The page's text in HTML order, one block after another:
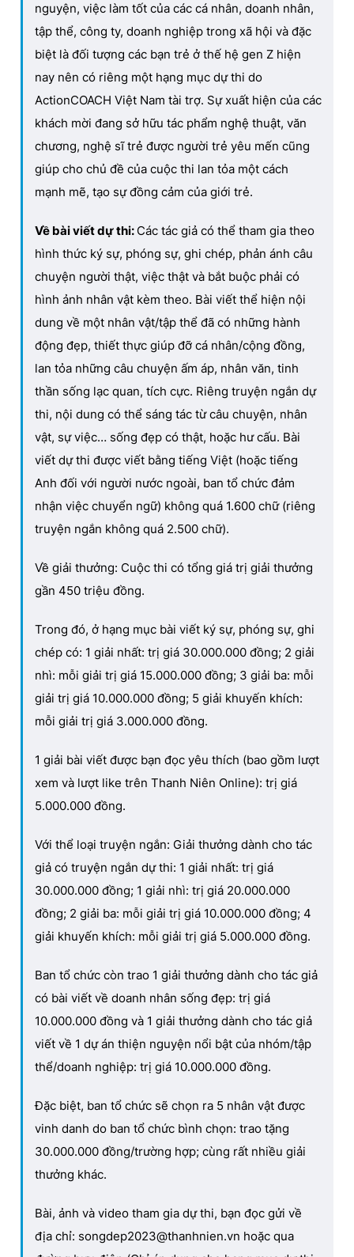
nguyện, việc làm tốt của các cá nhân, doanh nhân,
tập thể, công ty, doanh nghiệp trong xã hội và đặc
biệt là đối tượng các bạn trẻ ở thế hệ gen Z hiện
nay nên có riêng một hạng mục dự thi do
ActionCOACH Việt Nam tài trợ. Sự xuất hiện của các
khách mời đang sở hữu tác phẩm nghệ thuật, văn
chương, nghệ sĩ trẻ được người trẻ yêu mến cũng
giúp cho chủ đề của cuộc thi lan tỏa một cách
mạnh mẽ, tạo sự đồng cảm của giới trẻ.
Về bài viết dự thi: Các tác giả có thể tham gia theo
hình thức ký sự, phóng sự, ghi chép, phản ánh câu
chuyện người thật, việc thật và bắt buộc phải có
hình ảnh nhân vật kèm theo. Bài viết thể hiện nội
dung về một nhân vật/tập thể đã có những hành
động đẹp, thiết thực giúp đỡ cá nhân/cộng đồng,
lan tỏa những câu chuyện ấm áp, nhân văn, tinh
thần sống lạc quan, tích cực. Riêng truyện ngắn dự
thi, nội dung có thể sáng tác từ câu chuyện, nhân
vật, sự việc… sống đẹp có thật, hoặc hư cấu. Bài
viết dự thi được viết bằng tiếng Việt (hoặc tiếng
Anh đối với người nước ngoài, ban tổ chức đảm
nhận việc chuyển ngữ) không quá 1.600 chữ (riêng
truyện ngắn không quá 2.500 chữ).
Về giải thưởng: Cuộc thi có tổng giá trị giải thưởng
gần 450 triệu đồng.
Trong đó, ở hạng mục bài viết ký sự, phóng sự, ghi
chép có: 1 giải nhất: trị giá 30.000.000 đồng; 2 giải
nhì: mỗi giải trị giá 15.000.000 đồng; 3 giải ba: mỗi
giải trị giá 10.000.000 đồng; 5 giải khuyến khích:
mỗi giải trị giá 3.000.000 đồng.
1 giải bài viết được bạn đọc yêu thích (bao gồm lượt
xem và lượt like trên Thanh Niên Online): trị giá
5.000.000 đồng.
Với thể loại truyện ngắn: Giải thưởng dành cho tác
giả có truyện ngắn dự thi: 1 giải nhất: trị giá
30.000.000 đồng; 1 giải nhì: trị giá 20.000.000
đồng; 2 giải ba: mỗi giải trị giá 10.000.000 đồng; 4
giải khuyến khích: mỗi giải trị giá 5.000.000 đồng.
Ban tổ chức còn trao 1 giải thưởng dành cho tác giả
có bài viết về doanh nhân sống đẹp: trị giá
10.000.000 đồng và 1 giải thưởng dành cho tác giả
viết về 1 dự án thiện nguyện nổi bật của nhóm/tập
thể/doanh nghiệp: trị giá 10.000.000 đồng.
Đặc biệt, ban tổ chức sẽ chọn ra 5 nhân vật được
vinh danh do ban tổ chức bình chọn: trao tặng
30.000.000 đồng/trường hợp; cùng rất nhiều giải
thưởng khác.
Bài, ảnh và video tham gia dự thi, bạn đọc gửi về
địa chỉ: songdep2023@thanhnien.vn hoặc qua